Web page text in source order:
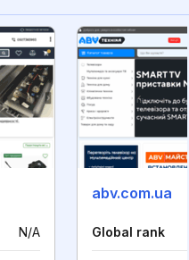
N/A
abv.com.ua
Global rank